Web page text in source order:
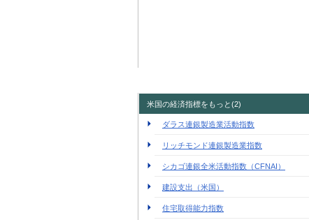
米国の経済指標をもっと(2)
ダラス連銀製造業活動指数
リッチモンド連銀製造業指数
シカゴ連銀全米活動指数（CFNAI）
建設支出（米国）
住宅取得能力指数